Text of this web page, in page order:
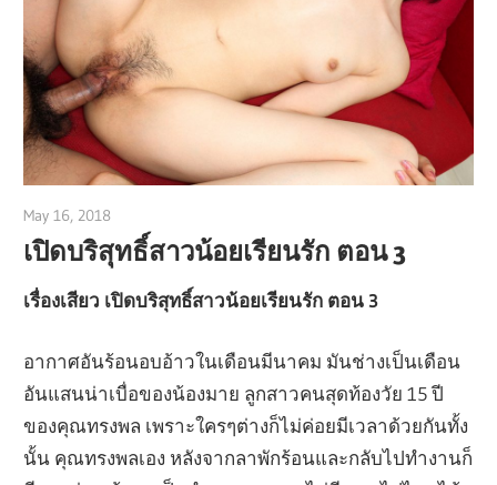
May 16, 2018
เปิดบริสุทธิ์สาวน้อยเรียนรัก ตอน 3
เรื่องเสียว เปิดบริสุทธิ์สาวน้อยเรียนรัก ตอน 3
อากาศอันร้อนอบอ้าวในเดือนมีนาคม มันช่างเป็นเดือน
อันแสนน่าเบื่อของน้องมาย ลูกสาวคนสุดท้องวัย 15 ปี
ของคุณทรงพล เพราะใครๆต่างก็ไม่ค่อยมีเวลาด้วยกันทั้ง
นั้น คุณทรงพลเอง หลังจากลาพักร้อนและกลับไปทำงานก็